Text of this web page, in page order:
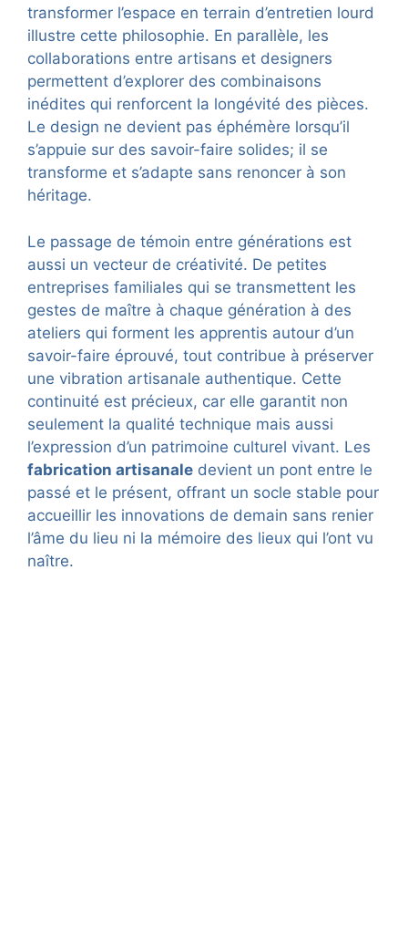
transformer l’espace en terrain d’entretien lourd
illustre cette philosophie. En parallèle, les
collaborations entre artisans et designers
permettent d’explorer des combinaisons
inédites qui renforcent la longévité des pièces.
Le design ne devient pas éphémère lorsqu’il
s’appuie sur des savoir-faire solides; il se
transforme et s’adapte sans renoncer à son
héritage.
Le passage de témoin entre générations est
aussi un vecteur de créativité. De petites
entreprises familiales qui se transmettent les
gestes de maître à chaque génération à des
ateliers qui forment les apprentis autour d’un
savoir-faire éprouvé, tout contribue à préserver
une vibration artisanale authentique. Cette
continuité est précieux, car elle garantit non
seulement la qualité technique mais aussi
l’expression d’un patrimoine culturel vivant. Les
fabrication artisanale devient un pont entre le
passé et le présent, offrant un socle stable pour
accueillir les innovations de demain sans renier
l’âme du lieu ni la mémoire des lieux qui l’ont vu
naître.